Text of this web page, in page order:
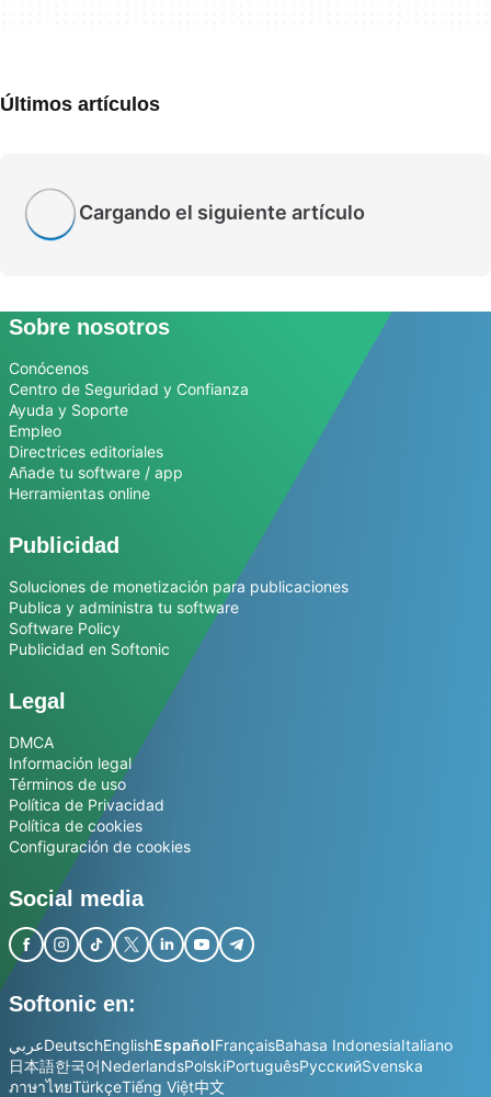
Últimos artículos
Cargando el siguiente artículo
Sobre nosotros
Conócenos
Centro de Seguridad y Confianza
Ayuda y Soporte
Empleo
Directrices editoriales
Añade tu software / app
Herramientas online
Publicidad
Soluciones de monetización para publicaciones
Publica y administra tu software
Software Policy
Publicidad en Softonic
Legal
DMCA
Información legal
Términos de uso
Política de Privacidad
Política de cookies
Configuración de cookies
Social media
Softonic en:
عربيDeutschEnglishEspañolFrançaisBahasa IndonesiaItaliano
日本語한국어NederlandsPolskiPortuguêsРусскийSvenska
ภาษาไทยTürkçeTiếng Việt中文